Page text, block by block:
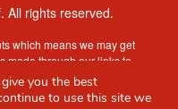
All rights reserved.
which means we may get
made through our links to
or merchants. Some
you the best
to use this site we